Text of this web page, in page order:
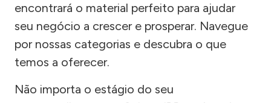
encontrará o material perfeito para ajudar
seu negócio a crescer e prosperar. Navegue
por nossas categorias e descubra o que
temos a oferecer.
Não importa o estágio do seu